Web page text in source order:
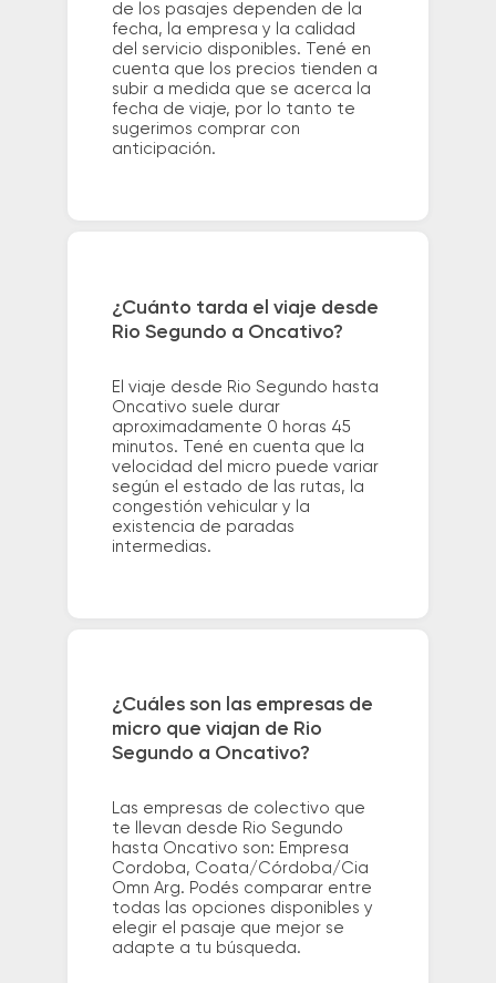
de los pasajes dependen de la
fecha, la empresa y la calidad
del servicio disponibles. Tené en
cuenta que los precios tienden a
subir a medida que se acerca la
fecha de viaje, por lo tanto te
sugerimos comprar con
anticipación.
¿Cuánto tarda el viaje desde
Rio Segundo a Oncativo?
El viaje desde Rio Segundo hasta
Oncativo suele durar
aproximadamente 0 horas 45
minutos. Tené en cuenta que la
velocidad del micro puede variar
según el estado de las rutas, la
congestión vehicular y la
existencia de paradas
intermedias.
¿Cuáles son las empresas de
micro que viajan de Rio
Segundo a Oncativo?
Las empresas de colectivo que
te llevan desde Rio Segundo
hasta Oncativo son: Empresa
Cordoba, Coata/Córdoba/Cia
Omn Arg. Podés comparar entre
todas las opciones disponibles y
elegir el pasaje que mejor se
adapte a tu búsqueda.